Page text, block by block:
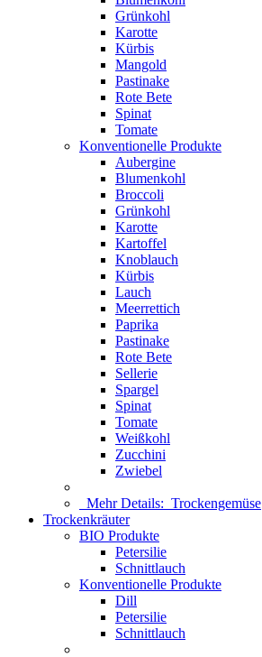
Grünkohl
Karotte
Kürbis
Mangold
Pastinake
Rote Bete
Spinat
Tomate
Konventionelle Produkte
Aubergine
Blumenkohl
Broccoli
Grünkohl
Karotte
Kartoffel
Knoblauch
Kürbis
Lauch
Meerrettich
Paprika
Pastinake
Rote Bete
Sellerie
Spargel
Spinat
Tomate
Weißkohl
Zucchini
Zwiebel
Mehr Details: Trockengemüse
Trockenkräuter
BIO Produkte
Petersilie
Schnittlauch
Konventionelle Produkte
Dill
Petersilie
Schnittlauch